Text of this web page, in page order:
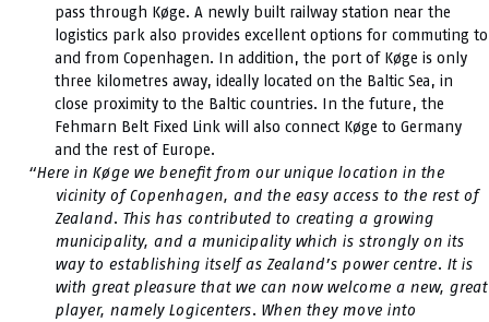
pass through Køge. A newly built railway station near the
logistics park also provides excellent options for commuting to
and from Copenhagen. In addition, the port of Køge is only
three kilometres away, ideally located on the Baltic Sea, in
close proximity to the Baltic countries. In the future, the
Fehmarn Belt Fixed Link will also connect Køge to Germany
and the rest of Europe.
“Here in Køge we benefit from our unique location in the
vicinity of Copenhagen, and the easy access to the rest of
Zealand. This has contributed to creating a growing
municipality, and a municipality which is strongly on its
way to establishing itself as Zealand’s power centre. It is
with great pleasure that we can now welcome a new, great
player, namely Logicenters. When they move into